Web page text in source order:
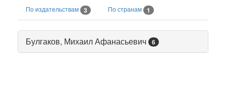
По издательствам 3 По странам 1
Булгаков, Михаил Афанасьевич 6